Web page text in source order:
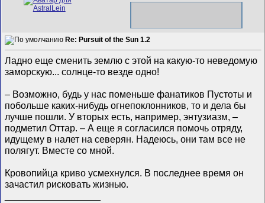
Re: Pursuit of the Sun 1.2
Ладно еще сменить землю с этой на какую-то неведомую
заморскую... солнце-то везде одно!
– Возможно, будь у нас поменьше фанатиков Пустоты и
побольше каких-нибудь огнепоклонников, то и дела бы
лучше пошли. У вторых есть, например, энтузиазм, –
подметил Оттар. – А еще я согласился помочь отряду,
идущему в налет на северян. Надеюсь, они там все не
полягут. Вместе со мной.
Кровопийца криво усмехнулся. В последнее время он
зачастил рисковать жизнью.